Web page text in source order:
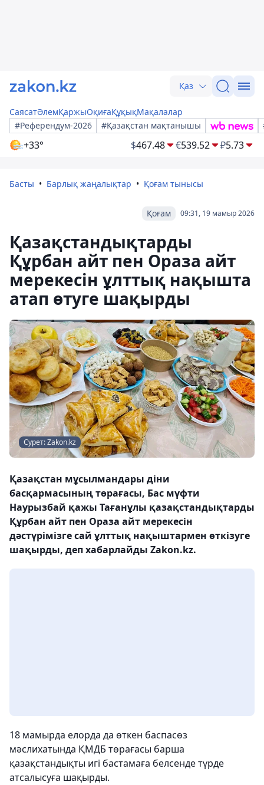
Қаз
СаясатӘлемҚаржыОқиғаҚұқықМақалалар
#Референдум-2026
#Қазақстан мақтанышы
+33° $467.48 €539.52 ₽5.73
Басты Барлық жаңалықтар Қоғам тынысы
09:31, 19 мамыр 2026
Қоғам
Қазақстандықтарды
Құрбан айт пен Ораза айт
мерекесін ұлттық нақышта
атап өтуге шақырды
Сурет: Zakon.kz
Қазақстан мұсылмандары діни
басқармасының төрағасы, Бас мүфти
Наурызбай қажы Тағанұлы қазақстандықтарды
Құрбан айт пен Ораза айт мерекесін
дәстүрімізге сай ұлттық нақыштармен өткізуге
шақырды, деп хабарлайды Zakon.kz.
18 мамырда елорда да өткен баспасөз
мәслихатында ҚМДБ төрағасы барша
қазақстандықты игі бастамаға белсенде түрде
атсалысуға шақырды.